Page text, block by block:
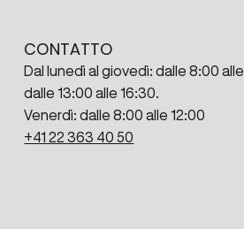
CONTATTO
Dal lunedì al giovedì: dalle 8:00
dalle 13:00 alle 16:30.
Venerdì: dalle 8:00 alle 12:00
+41 22 363 40 50